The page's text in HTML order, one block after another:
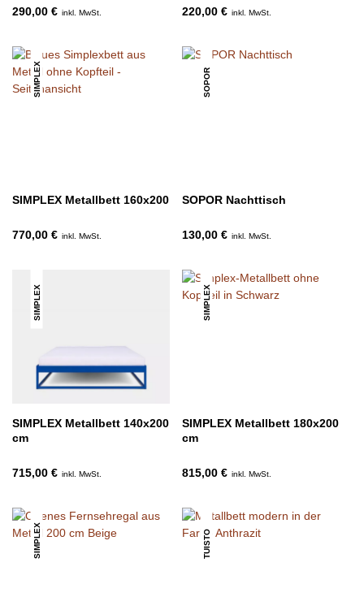
290,00 € inkl. MwSt. 220,00 € inkl. MwSt.
SIMPLEX
SIMPLEX Metallbett 160x200
770,00 € inkl. MwSt.
SOPOR
SOPOR Nachttisch
130,00 € inkl. MwSt.
SIMPLEX
SIMPLEX Metallbett 140x200
cm
715,00 € inkl. MwSt.
SIMPLEX
SIMPLEX Metallbett 180x200
cm
815,00 € inkl. MwSt.
SIMPLEX TUISTO